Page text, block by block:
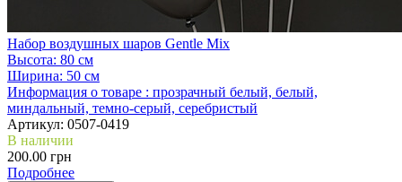
Набор воздушных шаров Gentle Mix
Высота: 80 см
Ширина: 50 см
Информация о товаре : прозрачный белый, белый,
миндальный, темно-серый, серебристый
Артикул: 0507-0419
В наличии
200.00 грн
Подробнее